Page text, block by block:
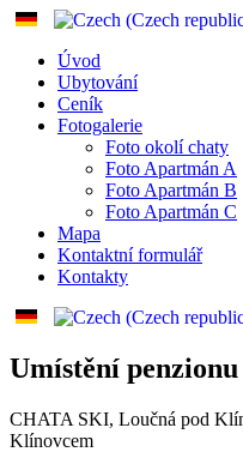
Úvod
Ubytování
Ceník
Fotogalerie
Foto okolí chaty
Foto Apartmán A
Foto Apartmán B
Foto Apartmán C
Mapa
Kontaktní formulář
Kontakty
Umístění
CHATA SKI, Loučná pod
Klínovcem